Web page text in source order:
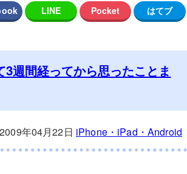
週間経ってから思ったことま
2009年04月22日 iPhone・iPad・Android